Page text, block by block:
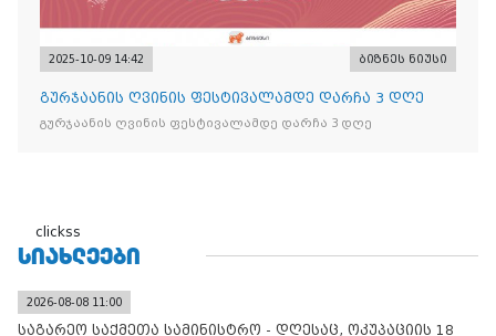
2025-10-09 14:42 ბიზნეს ნიუსი
გურჯაანის ღვინის ფესტივალამდე დარჩა 3 დღე
გურჯაანის ღვინის ფესტივალამდე დარჩა 3 დღე
clickss
ᲡᲘᲐᲮᲚᲔᲔᲑᲘ
2026-08-08 11:00
საგარეო საქმეთა სამინისტრო - დღესაც, ოკუპაციის 18